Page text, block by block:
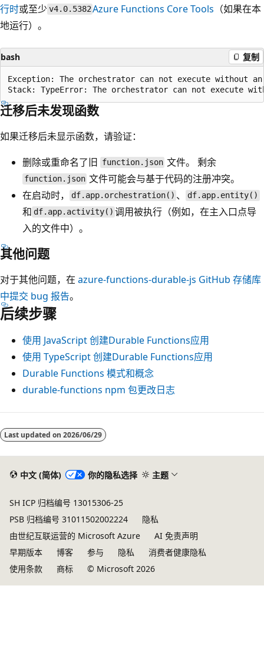
行时或至少 v4.0.5382Azure Functions Core Tools （如果在本
地运行）。
bash 复制
Exception: The orchestrator can not execute without
迁移后未发现函数
如果迁移后未显示函数，请验证：
删除或重命名了旧 function.json 文件。 剩余
function.json 文件可能会与基于代码的注册冲突。
在启动时，
df.app.orchestration() 、 df.app.entity()
和 df.app.activity() 调用被执行（例如，在主入口点导
入的文件中）。
其他问题
对于其他问题，在 azure-functions-durable-js GitHub 存储库
中提交 bug 报告。
后续步骤
使用 JavaScript 创建Durable Functions应用
使用 TypeScript 创建Durable Functions应用
Durable Functions 模式和概念
durable-functions npm 包更改日志
Last updated on 2026/06/29
中文 (简体) 你的隐私选择 主题
SH ICP 归档编号 13015306-25
PSB 归档编号 31011502002224
隐私
由世纪互联运营的 Microsoft Azure
AI 免责声明
早期版本
博客 参与 隐私
消费者健康隐私
使用条款
商标 © Microsoft 2026